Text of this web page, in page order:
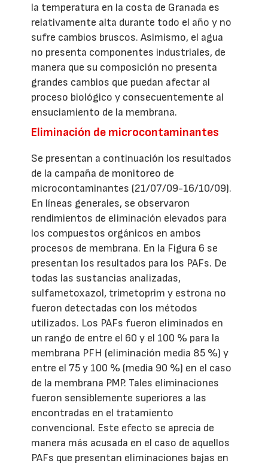
la temperatura en la costa de Granada es
relativamente alta durante todo el año y no
sufre cambios bruscos. Asimismo, el agua
no presenta componentes industriales, de
manera que su composición no presenta
grandes cambios que puedan afectar al
proceso biológico y consecuentemente al
ensuciamiento de la membrana.
Eliminación de microcontaminantes
Se presentan a continuación los resultados
de la campaña de monitoreo de
microcontaminantes (21/07/09-16/10/09).
En líneas generales, se observaron
rendimientos de eliminación elevados para
los compuestos orgánicos en ambos
procesos de membrana. En la Figura 6 se
presentan los resultados para los PAFs. De
todas las sustancias analizadas,
sulfametoxazol, trimetoprim y estrona no
fueron detectadas con los métodos
utilizados. Los PAFs fueron eliminados en
un rango de entre el 60 y el 100 % para la
membrana PFH (eliminación media 85 %) y
entre el 75 y 100 % (media 90 %) en el caso
de la membrana PMP. Tales eliminaciones
fueron sensiblemente superiores a las
encontradas en el tratamiento
convencional. Este efecto se aprecia de
manera más acusada en el caso de aquellos
PAFs que presentan eliminaciones bajas en